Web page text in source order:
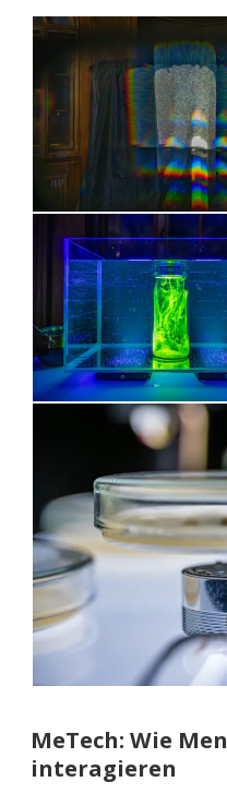
MeTech: Wie
interagieren